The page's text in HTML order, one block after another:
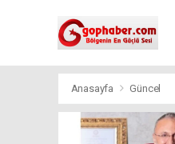
Anasayfa Güncel